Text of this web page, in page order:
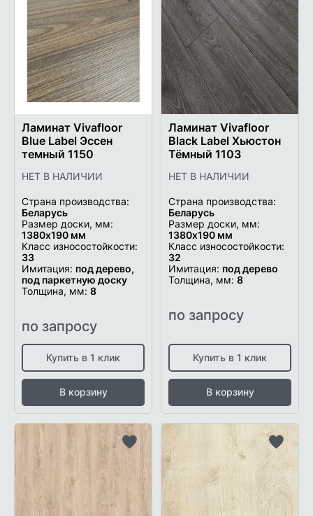
Добавить
в
список
желаемого
Ламинат Vivafloor
Blue Label Эссен
темный 1150
НЕТ В НАЛИЧИИ
Страна производства:
Беларусь
Размер доски, мм:
1380х190 мм
Класс износостойкости:
33
Имитация: под дерево,
под паркетную доску
Толщина, мм:8
по запросу
Купить в 1 клик
В корзину
в
список
Ламинат Vivafloor
Black Label Хьюстон
Тёмный 1103
НЕТ В НАЛИЧИИ
Страна производства:
Беларусь
Размер доски, мм:
1380х190 мм
Класс износостойкости:
32
Имитация: под дерево
Толщина, мм:8
по запросу
Купить в 1 клик
В корзину
Добавить
список
желаемого
в
список